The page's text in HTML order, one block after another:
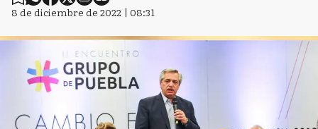
8 de diciembre de 2022 | 08:31